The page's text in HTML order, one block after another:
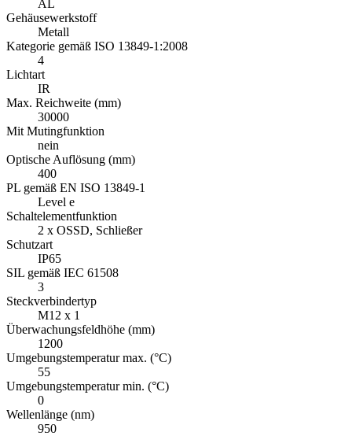
AL
Gehäusewerkstoff
Metall
Kategorie gemäß ISO 13849-1:2008
4
Lichtart
IR
Max. Reichweite (mm)
30000
Mit Mutingfunktion
nein
Optische Auflösung (mm)
400
PL gemäß EN ISO 13849-1
Level e
Schaltelementfunktion
2 x OSSD, Schließer
Schutzart
IP65
SIL gemäß IEC 61508
3
Steckverbindertyp
M12 x 1
Überwachungsfeldhöhe (mm)
1200
Umgebungstemperatur max. (°C)
55
Umgebungstemperatur min. (°C)
0
Wellenlänge (nm)
950